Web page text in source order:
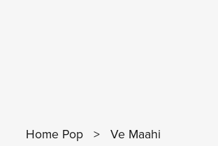
Home Pop > Ve Maahi